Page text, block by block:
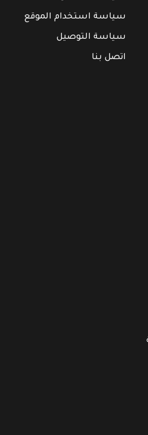
سياسة استخدام الموقع
سياسة التوصيل
اتصل بنا